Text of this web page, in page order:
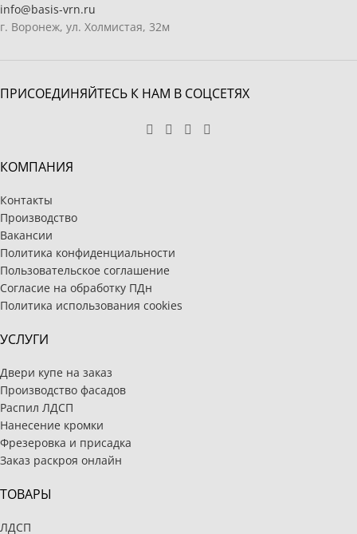
info@basis-vrn.ru
г. Воронеж, ул. Холмистая, 32м
ПРИСОЕДИНЯЙТЕСЬ К НАМ В СОЦСЕТЯХ
КОМПАНИЯ
Контакты
Производство
Вакансии
Политика конфиденциальности
Пользовательское соглашение
Согласие на обработку ПДн
Политика использования cookies
УСЛУГИ
Двери купе на заказ
Производство фасадов
Распил ЛДСП
Нанесение кромки
Фрезеровка и присадка
Заказ раскроя онлайн
ТОВАРЫ
ЛДСП